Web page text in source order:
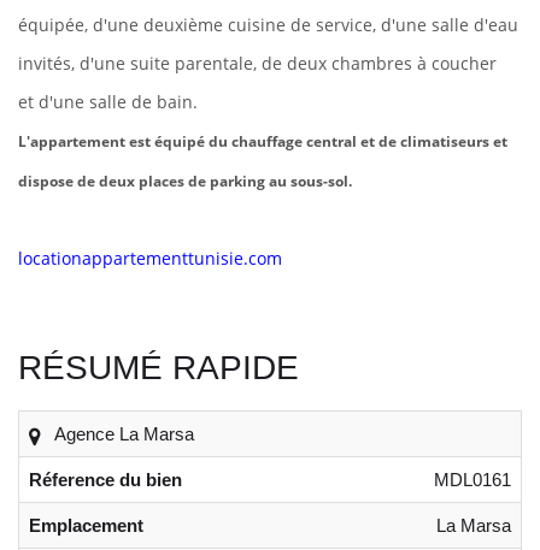
équipée, d'une deuxième cuisine de service, d'une salle d'eau
invités, d'une suite parentale, de deux chambres à coucher
et d'une salle de bain.
L'appartement est équipé du chauffage central et de climatiseurs et
dispose de deux places de parking au sous-sol.
locationappartementtunisie.com
RÉSUMÉ RAPIDE
Agence La Marsa
Réference du bien MDL0161
Emplacement La Marsa